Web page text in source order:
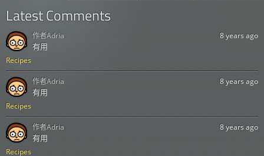
Latest Comments
Recipes
8 years ago
有用
作者Adria
Recipes
8 years ago
有用
作者Adria
Recipes
8 years ago
有用
作者Adria